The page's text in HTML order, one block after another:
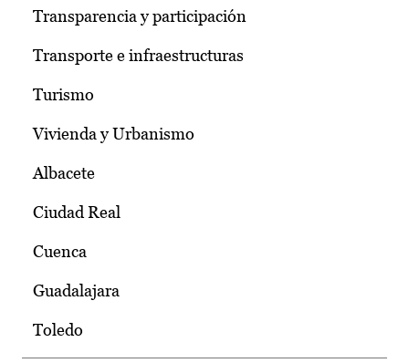
Transparencia y participación
Transporte e infraestructuras
Turismo
Vivienda y Urbanismo
Albacete
Ciudad Real
Cuenca
Guadalajara
Toledo